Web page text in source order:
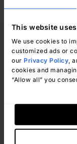
This website
We use cookies to
customized ads or
our Privacy Policy ,
cookies and
“Allow all” you
Il nostro